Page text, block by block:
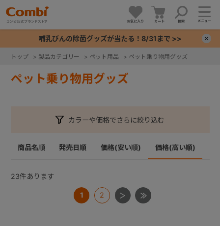
お気に入り カート 検索 メニュー
哺乳びんの除菌グッズが当たる！8/31まで >>
トップ > 製品カテゴリー > ペット用品 > ペット乗り物用グッズ
ペット乗り物用グッズ
カラーや価格でさらに絞り込む
商品名順 発売日順 価格(安い順) 価格(高い順)
23件あります
1 2